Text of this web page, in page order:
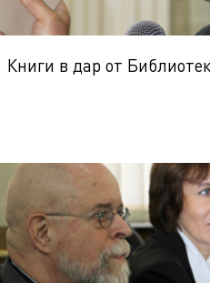
Книги в дар от